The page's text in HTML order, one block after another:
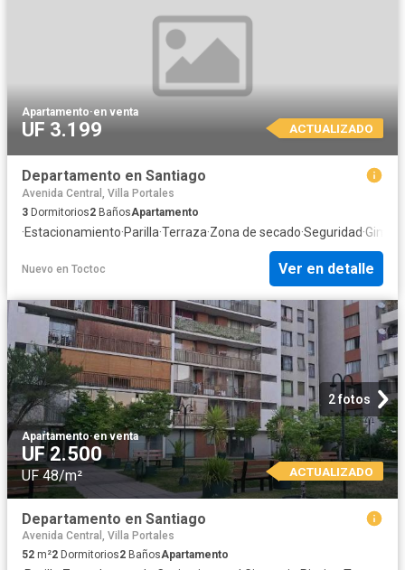
Apartamento·en venta
UF 3.199 ACTUALIZADO
Departamento en Santiago
Avenida Central, Villa Portales
3 Dormitorios2 BañosApartamento
·Estacionamiento·Parilla·Terraza·Zona de secado·Seguridad·
Nuevo en Toctoc Ver en detalle
2 fotos
Apartamento·en venta
UF 2.500
UF 48/m² ACTUALIZADO
Departamento en Santiago
Avenida Central, Villa Portales
52 m²2 Dormitorios2 BañosApartamento